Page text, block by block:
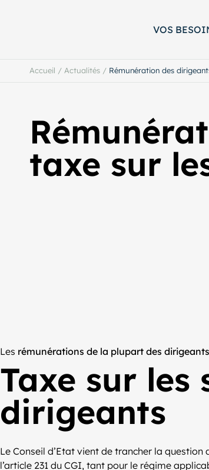
VOS
Accueil / Actualités / Rémunération des
taxe sur
Les rémunérations de la plupart des
Taxe sur
dirigeants
Le Conseil d’Etat vient de trancher la question
l’article 231 du CGI, tant pour le régime